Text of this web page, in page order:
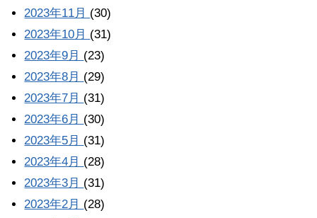
2023年11月 (30)
2023年10月 (31)
2023年9月 (23)
2023年8月 (29)
2023年7月 (31)
2023年6月 (30)
2023年5月 (31)
2023年4月 (28)
2023年3月 (31)
2023年2月 (28)